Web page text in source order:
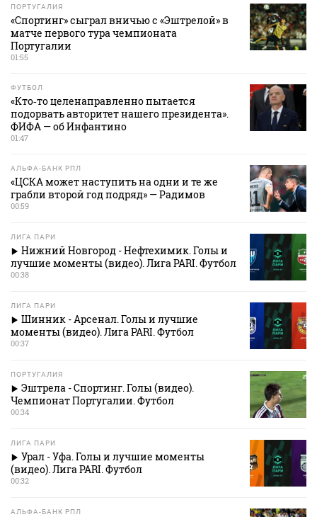
ПОРТУГАЛИЯ
«Спортинг» сыграл вничью с «Эштрелой» в
матче первого тура чемпионата
Португалии
01:55
ФУТБОЛ
«Кто‑то целенаправленно пытается
подорвать авторитет нашего президента».
ФИФА — об Инфантино
01:47
АЛЬФА-БАНК РПЛ
«ЦСКА может наступить на одни и те же
грабли второй год подряд» — Радимов
00:59
ЛИГА ПАРИ
Нижний Новгород - Нефтехимик. Голы и
лучшие моменты (видео). Лига PARI. Футбол
00:38
ЛИГА ПАРИ
Шинник - Арсенал. Голы и лучшие
моменты (видео). Лига PARI. Футбол
00:37
ПОРТУГАЛИЯ
Эштрела - Спортинг. Голы (видео).
Чемпионат Португалии. Футбол
00:34
ЛИГА ПАРИ
Урал - Уфа. Голы и лучшие моменты
(видео). Лига PARI. Футбол
00:32
АЛЬФА-БАНК РПЛ